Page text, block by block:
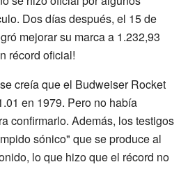
Dos días después, el 15 de
mejorar su marca a 1.232,93
récord oficial!
creía que el Budweiser Rocket
en 1979. Pero no había
confirmarlo. Además, los testigos
sónico" que se produce al
lo que hizo que el récord no